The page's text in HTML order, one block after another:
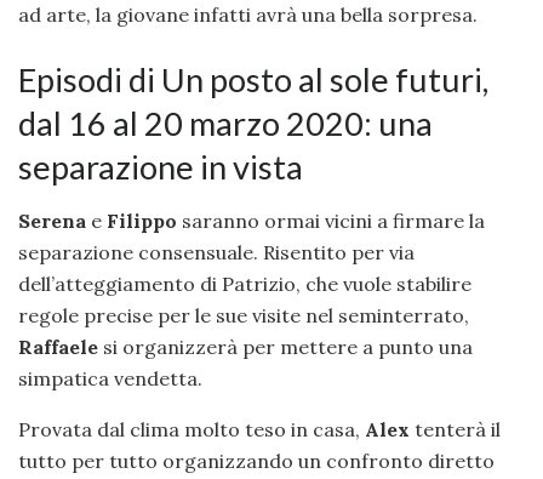
ad arte, la giovane infatti avrà una bella sorpresa.
Episodi di Un posto al sole futuri,
dal 16 al 20 marzo 2020: una
separazione in vista
Serena e Filippo saranno ormai vicini a firmare la
separazione consensuale. Risentito per via
dell’atteggiamento di Patrizio, che vuole stabilire
regole precise per le sue visite nel seminterrato,
Raffaele si organizzerà per mettere a punto una
simpatica vendetta.
Provata dal clima molto teso in casa, Alex tenterà il
tutto per tutto organizzando un confronto diretto